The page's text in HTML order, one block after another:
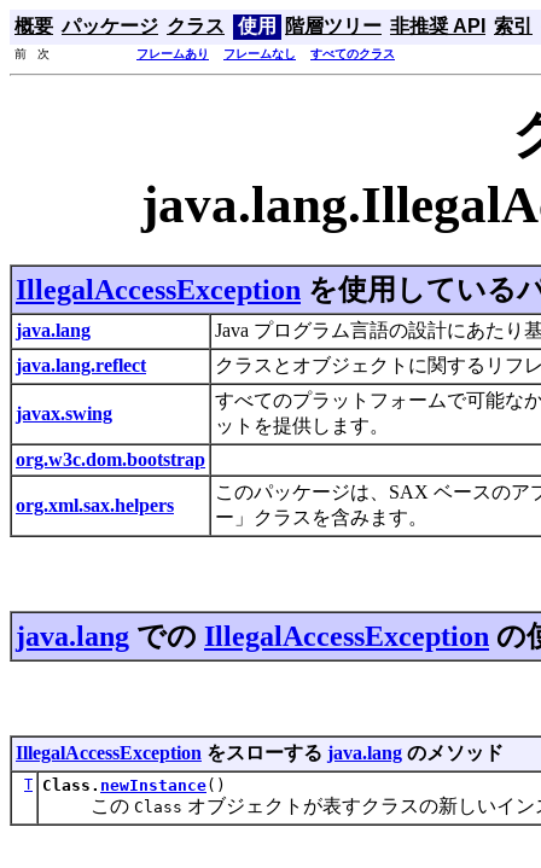
概要 パッケージ クラス 使用 階層ツリー 非推奨 API 索引
前 次 フレームあり フレームなし すべてのクラス
IllegalAccessException を使用している
java.lang
Java プログラム言語の設計にあたり
java.lang.reflect
クラスとオブジェクトに関するリフ
javax.swing
すべてのプラットフォームで可能な
ットを提供します。
org.w3c.dom.bootstrap
org.xml.sax.helpers
このパッケージは、SAX ベースの
ー」クラスを含みます。
java.lang での IllegalAccessException の
IllegalAccessException をスローする java.lang のメソッド
T Class. newInstance()
この Class オブジェクトが表すクラスの新しいイ